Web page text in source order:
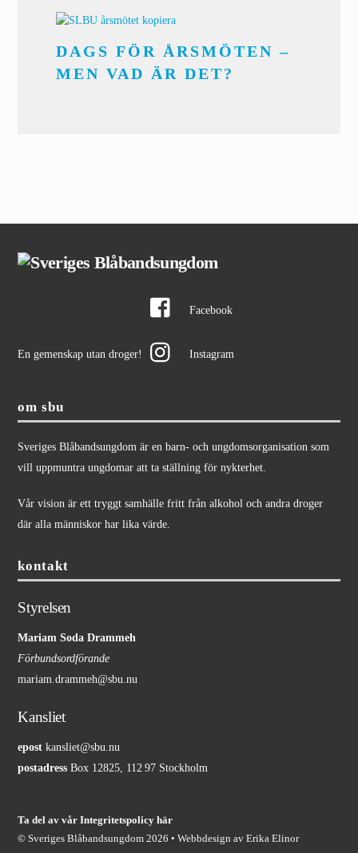
DAGS FÖR ÅRSMÖTEN –
MEN VAD ÄR DET?
En gemenskap utan droger!
Facebook
Instagram
om sbu
Sveriges Blåbandsungdom är en barn- och ungdomsorganisation som
vill uppmuntra ungdomar att ta ställning för nykterhet.
Vår vision är ett tryggt samhälle fritt från alkohol och andra droger
där alla människor har lika värde.
kontakt
Styrelsen
Mariam Soda Drammeh
Förbundsordförande
mariam.drammeh@sbu.nu
Kansliet
epostkansliet@sbu.nu
postadress Box 12825, 112 97 Stockholm
Ta del av vår Integritetspolicy här
©Sveriges Blåbandsungdom 2026 • Webbdesign avErika Elinor